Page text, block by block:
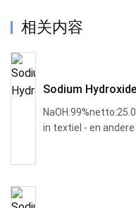
相关内容
Sodium Hydroxide
in textiel - en andere